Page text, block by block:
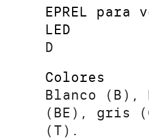
EPREL para
LED
D
Colores
Blanco (B),
(BE), gris
(T).